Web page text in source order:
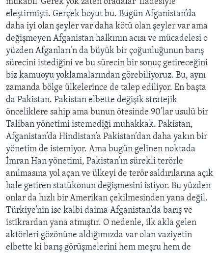
eleştirmişti. Gerçek boyut bu. Bugün Afganistan’da
daha iyi olan şeyler var daha kötü olan şeyler var ama
değişmeyen Afganistan halkının acısı ve mücadelesi o
yüzden Afganları’n da büyük bir çoğunluğunun barış
sürecini istediğini ve bu sürecin bir sonuç getireceğini
biz kamuoyu yoklamalarından görebiliyoruz. Bu, aynı
zamanda bölge ülkelerince de talep ediliyor. En başta
da Pakistan. Pakistan elbette değişik stratejik
önceliklere sahip ama bunun ötesinde 90’lar usulü bir
Taliban yönetimi istemediği muhakkak. Pakistan,
Afganistan’da Hindistan’a Pakistan’dan daha yakın bir
yönetim de istemiyor. Ama bugün gelinen noktada
İmran Han yönetimi, Pakistan’ın sürekli terörle
anılmasına yol açan ve ülkeyi de terör saldırılarına açık
hale getiren statükonun değişmesini istiyor. Bu yüzden
onlar da hızlı bir Amerikan çekilmesinden yana değil.
Türkiye’nin ise kalbi daima Afganistan’da barış ve
istikrardan yana atmıştır. O nedenle, ilk akla gelen
aktörleri gözönüne aldığımızda var olan vaziyetin
elbette ki barış görüşmelerini hem meşru hem de